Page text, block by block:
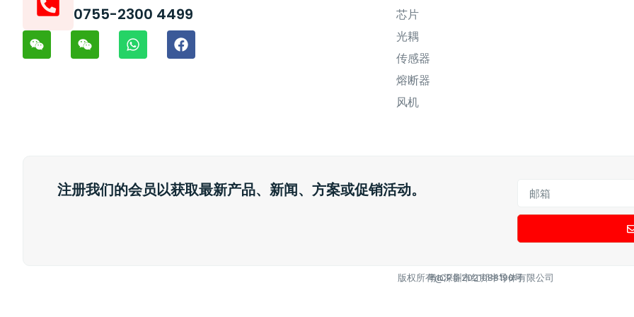
0755-2300 4499
芯片
光耦
传感器
熔断器
风机
注册我们的会员以获取最新产品、新闻、方案或促销活动。
版权所有@深圳市红邦半导体有限公司
粤ICP备2021088196号